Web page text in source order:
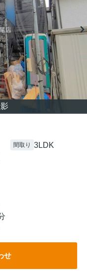
間取り 3LDK
せ